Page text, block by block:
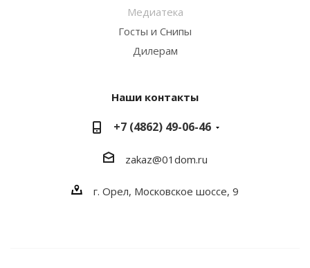
Медиатека
Госты и Снипы
Дилерам
Наши контакты
+7 (4862) 49-06-46
zakaz@01dom.ru
г. Орел, Московское шоссе, 9